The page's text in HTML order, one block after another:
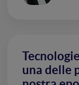
una delle